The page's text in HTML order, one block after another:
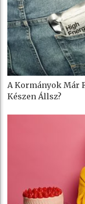
A Kormányok Már
Készen Állsz?